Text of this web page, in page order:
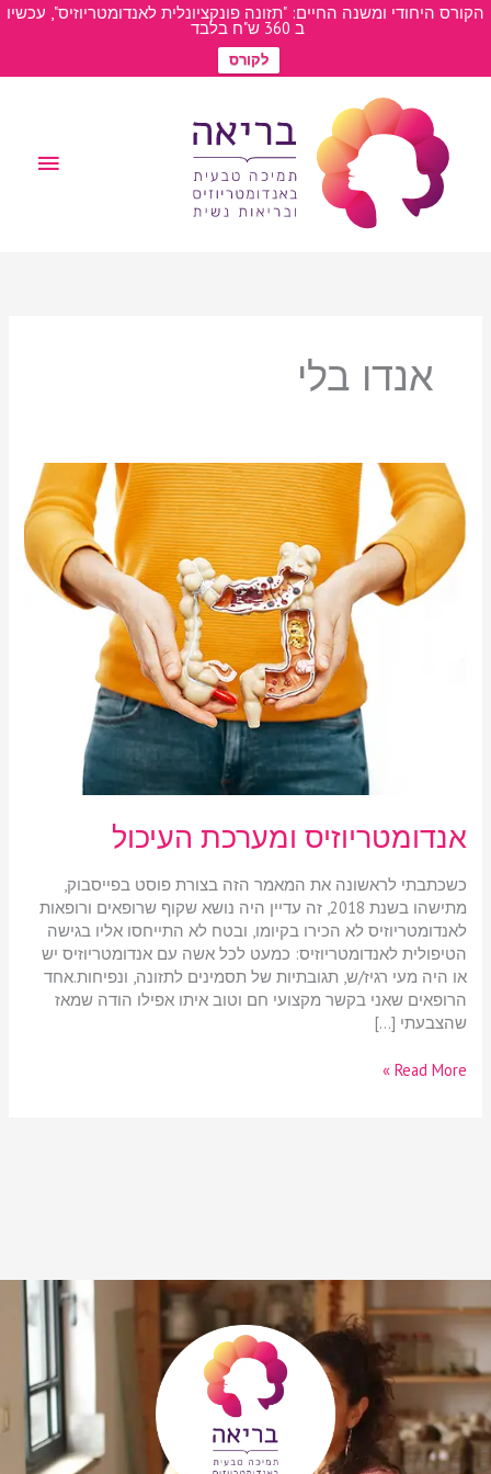
פתח
הקורס היחודי ומשנה החיים: "תזונה פונקציונלית לאנדומטריוזיס", עכשיו
ב 360 ש"ח בלבד
לקורס
דילוג
ראשי
אנדו בלי
אנדומטריוזיס ומערכת העיכול
כשכתבתי לראשונה את המאמר הזה בצורת פוסט בפייסבוק,
מתישהו בשנת 2018, זה עדיין היה נושא שקוף שרופאים ורופאות
לאנדומטריוזיס לא הכירו בקיומו, ובטח לא התייחסו אליו בגישה
הטיפולית לאנדומטריוזיס: כמעט לכל אשה עם אנדומטריוזיס יש
או היה מעי רגיז/ש, תגובתיות של תסמינים לתזונה, ונפיחות.אחד
הרופאים שאני בקשר מקצועי חם וטוב איתו אפילו הודה שמאז
שהצבעתי […]
אנדומטריוזיס
ומערכת
העיכול
Read More »